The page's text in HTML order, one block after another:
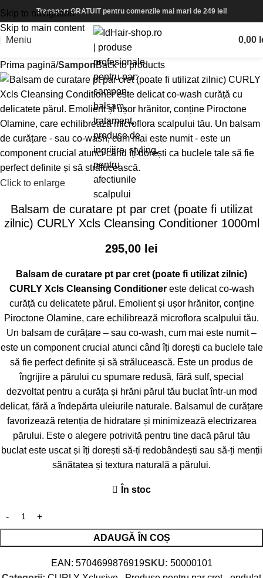
Skip to navigation
Skip to main content
Transport GRATUIT pentru comenzile mai mari de 249 lei!
Meniu 0,00
Prima pagină SamponBack to products
Click to enlarge
Balsam de curatare pt par cret (poate fi utilizat
zilnic) CURLY Xcls Cleansing Conditioner 1000ml
295,00 lei
Balsam de curatare pt par cret (poate fi utilizat zilnic)
CURLY Xcls Cleansing Conditionereste delicat co-wash
curăță cu delicatete părul. Emolient și ușor hrănitor, conține
Piroctone Olamine, care echilibrează microflora scalpului tău.
Un balsam de curățare – sau co-wash, cum mai este numit –
este un component crucial atunci când îți dorești ca buclele tale
să fie perfect definite și să strălucească. Este un produs de
îngrijire a părului cu spumare redusă, fără sulf, special
dezvoltat pentru a curăța și hrăni părul tău buclat într-un mod
delicat, fără a îndepărta uleiurile naturale. Balsamul de curățare
favorizează retenția de hidratare și minimizează electrizarea
părului. Este o alegere potrivită pentru tine dacă părul tău
buclat este uscat și îți dorești să-ți redobândești sau să-ți menții
sănătatea și textura naturală a părului.
În stoc
ADAUGĂ ÎN COȘ
EAN: 5704699876919SKU: 50000101